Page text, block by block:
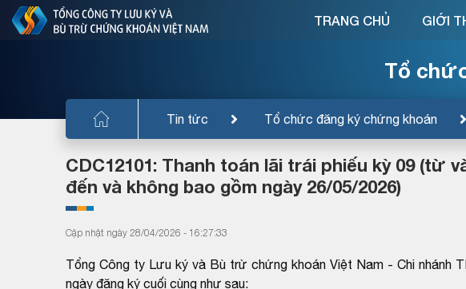
Tổ
Tin tức Tổ chức đăng ký chứng khoán
TRANG CHỦ GIỚI
CDC12101: Thanh toán lãi trái phiếu kỳ 09 (từ
đến và không bao gồm ngày 26/05/2026)
Cập nhật ngày 28/04/2026 - 16:27:33
Tổng Công ty Lưu ký và Bù trừ chứng khoán Việt Nam - Chi nhánh
ngày đăng ký cuối cùng như sau: